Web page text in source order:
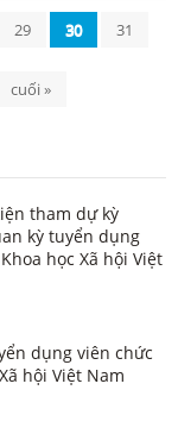
29 30 31
cuối »
tham dự kỳ
kỳ tuyển dụng
học Xã hội Việt
dụng viên chức
hội Việt Nam